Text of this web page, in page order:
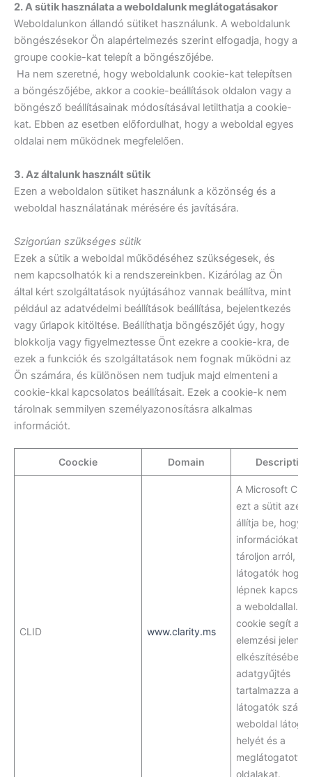
2. A sütik használata a weboldalunk meglátogatásakor
Weboldalunkon állandó sütiket használunk. A weboldalunk
böngészésekor Ön alapértelmezés szerint elfogadja, hogy a
groupe cookie-kat telepít a böngészőjébe.
Ha nem szeretné, hogy weboldalunk cookie-kat telepítsen
a böngészőjébe, akkor a cookie-beállítások oldalon vagy a
böngésző beállításainak módosításával letilthatja a cookie-
kat. Ebben az esetben előfordulhat, hogy a weboldal egyes
oldalai nem működnek megfelelően.
3. Az általunk használt sütik
Ezen a weboldalon sütiket használunk a közönség és a
weboldal használatának mérésére és javítására.
Szigorúan szükséges sütik
Ezek a sütik a weboldal működéséhez szükségesek, és
nem kapcsolhatók ki a rendszereinkben. Kizárólag az Ön
által kért szolgáltatások nyújtásához vannak beállítva, mint
például az adatvédelmi beállítások beállítása, bejelentkezés
vagy űrlapok kitöltése. Beállíthatja böngészőjét úgy, hogy
blokkolja vagy figyelmeztesse Önt ezekre a cookie-kra, de
ezek a funkciók és szolgáltatások nem fognak működni az
Ön számára, és különösen nem tudjuk majd elmenteni a
cookie-kkal kapcsolatos beállításait. Ezek a cookie-k nem
tárolnak semmilyen személyazonosításra alkalmas
információt.
Coockie Domain Description
CLID www.clarity.ms
A Microsoft
ezt a sütit azért
állítja be, hogy
információkat
tároljon arról,
látogatók
lépnek
a weboldallal. A
cookie segít az
elemzési
elkészítésében.
adatgyűjtés
tartalmazza a
látogatók
weboldal
helyét és a
meglátogatott
oldalakat.